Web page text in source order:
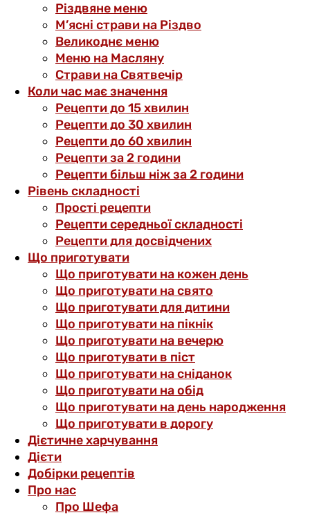
Різдвяне меню
М’ясні страви на Різдво
Великоднє меню
Меню на Масляну
Страви на Святвечір
Коли час має значення
Рецепти до 15 хвилин
Рецепти до 30 хвилин
Рецепти до 60 хвилин
Рецепти за 2 години
Рецепти більш ніж за 2 години
Рівень складності
Прості рецепти
Рецепти середньої складності
Рецепти для досвідчених
Що приготувати
Що приготувати на кожен день
Що приготувати на свято
Що приготувати для дитини
Що приготувати на пікнік
Що приготувати на вечерю
Що приготувати в піст
Що приготувати на сніданок
Що приготувати на обід
Що приготувати на день народження
Що приготувати в дорогу
Дієтичне харчування
Дієти
Добірки рецептів
Про нас
Про Шефа